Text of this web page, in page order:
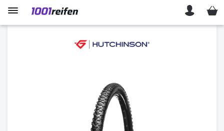
Mein